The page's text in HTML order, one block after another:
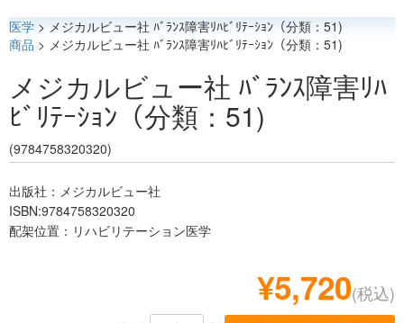
医学
医薬関連
レジデント
医学 > メジカルビュー社 ﾊﾞﾗﾝｽ障害ﾘﾊﾋﾞﾘﾃｰｼｮﾝ（分類：51)
商品 > メジカルビュー社 ﾊﾞﾗﾝｽ障害ﾘﾊﾋﾞﾘﾃｰｼｮﾝ（分類：51)
メジカルビュー社 ﾊﾞﾗﾝｽ障害ﾘﾊ
ﾋﾞﾘﾃｰｼｮﾝ（分類：51)
(9784758320320)
出版社：メジカルビュー社
ISBN:9784758320320
配架位置：リハビリテーション医学
¥5,720(税込)